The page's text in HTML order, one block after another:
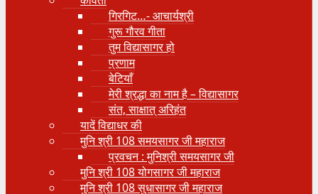
गिरगिट…- आचार्यश्री
गुरू गौरव गीता
तुम विद्यासागर हो
प्रणाम
बेटियाँ
मेरी श्रद्धा का नाम है – विद्यासागर
संत, साक्षात् अरिहंत
यादें विद्याधर की
मुनि श्री 108 समयसागर जी महाराज
प्रवचन : मुनिश्री समयसागर जी
मुनि श्री 108 योगसागर जी महाराज
मुनि श्री 108 सुधासागर जी महाराज